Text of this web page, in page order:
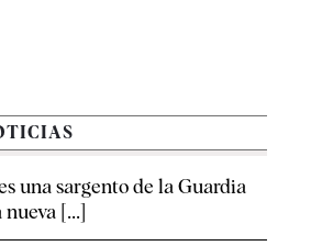
una sargento de la Guardia
[...]